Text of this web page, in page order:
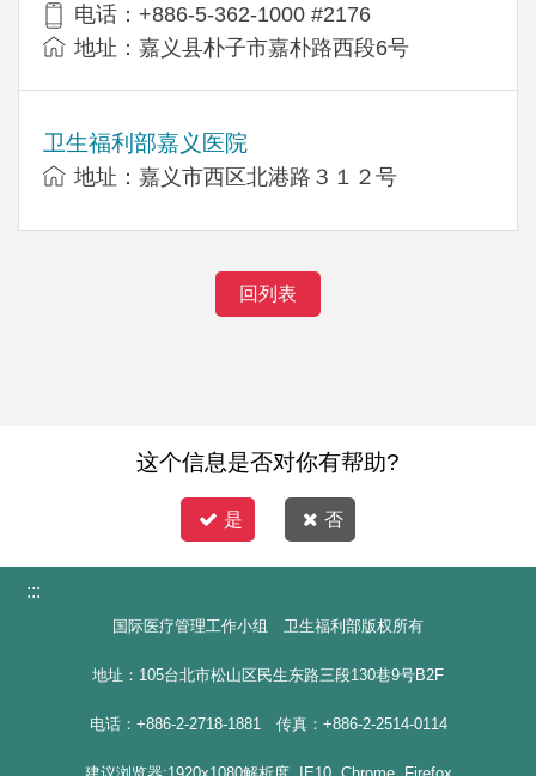
电话：+886-5-362-1000 #2176
地址：嘉义县朴子市嘉朴路西段6号
卫生福利部嘉义医院
地址：嘉义市西区北港路３１２号
回列表
这个信息是否对你有帮助?
是 否
:::
国际医疗管理工作小组 卫生福利部版权所有
地址：105台北市松山区民生东路三段130巷9号B2F
电话：+886-2-2718-1881 传真：+886-2-2514-0114